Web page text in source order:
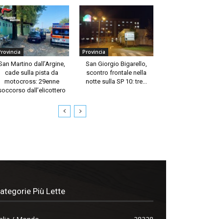
Martino dall’Argine,
cade sulla pista da
motocross: 29enne
dall’elicottero
Provincia
San Giorgio Bigarello,
scontro frontale nella
notte sulla SP 10: tre...
Più Lette